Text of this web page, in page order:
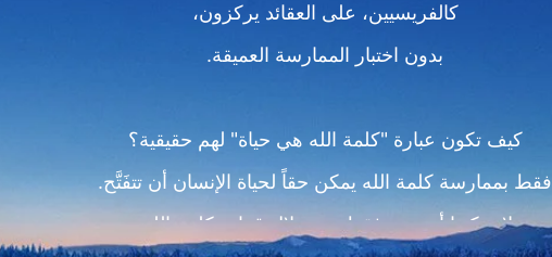
كالفريسيين، على العقائد يركزون،
بدون اختبار الممارسة العميقة.
كيف تكون عبارة "كلمة الله هي حياة" لهم حقيقية؟
فقط بممارسة كلمة الله يمكن حقاً لحياة الإنسان أن تتفَتَّح.
لا يمكنها أن تنمو فقط من خلال قراءة كلمة الله.